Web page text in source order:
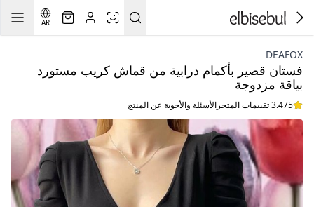
AR
DEAFOX
فستان قصير بأكمام درابية من قماش كريب مستورد
بياقة مزدوجة
3.475 تقييمات المتجر الأسئلة والأجوبة عن المنتج